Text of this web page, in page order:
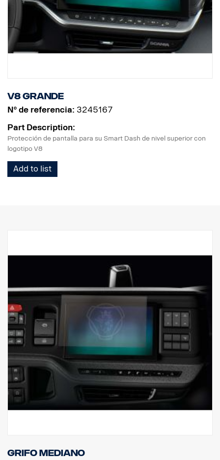
V8 grande
Nº de referencia: 3245167
Part Description:
Protección de pantalla para su Smart Dash de nivel superior con
logotipo V8
Add to list
Grifo mediano